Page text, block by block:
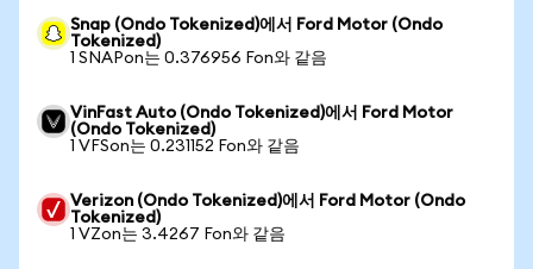
Snap (Ondo Tokenized)에서 Ford Motor (Ondo
Tokenized)
1 SNAPon는 0.376956 Fon와 같음
VinFast Auto (Ondo Tokenized)에서 Ford Motor
(Ondo Tokenized)
1 VFSon는 0.231152 Fon와 같음
Verizon (Ondo Tokenized)에서 Ford Motor (Ondo
Tokenized)
1 VZon는 3.4267 Fon와 같음